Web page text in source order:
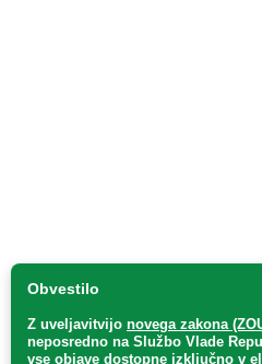
Obvestilo
Z uveljavitvijo novega zakona
neposredno na Službo Vlade
vse objave dostopne izključno v